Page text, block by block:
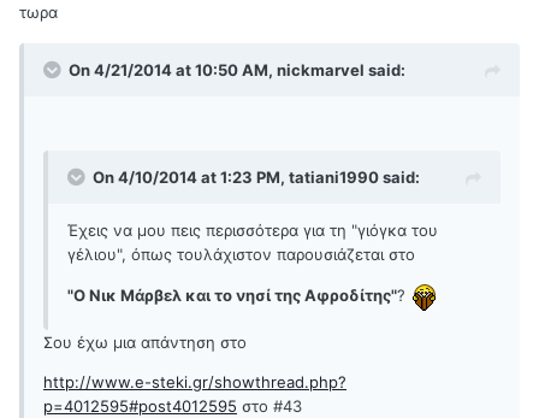
τωρα
On 4/21/2014 at 10:50 AM, nickmarvel said:
On 4/10/2014 at 1:23 PM, tatiani1990 said:
Έχεις να μου πεις περισσότερα για τη "γιόγκα του
γέλιου", όπως τουλάχιστον παρουσιάζεται στο
"Ο Νικ Μάρβελ και το νησί της Αφροδίτης"?
Σου έχω μια απάντηση στο
http://www.e-steki.gr/showthread.php?
p=4012595#post4012595 στο #43